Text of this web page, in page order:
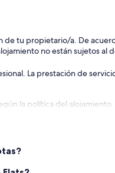
de tu propietario/a. De
no están sujetos al
La prestación de
la política del alojamiento.